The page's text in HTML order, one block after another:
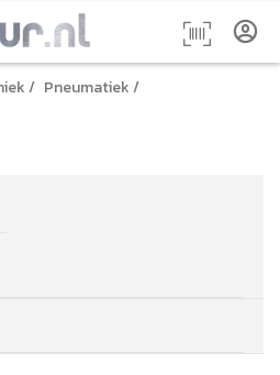
/ Pneumatiek/